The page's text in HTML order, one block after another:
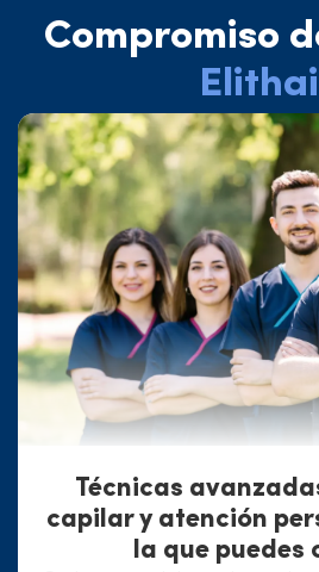
Compromiso
Técnicas
capilar y atención
la que puedes